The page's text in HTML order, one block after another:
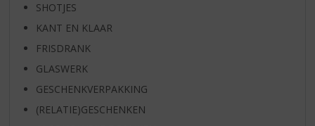
SHOTJES
KANT EN KLAAR
FRISDRANK
GLASWERK
GESCHENKVERPAKKING
(RELATIE)GESCHENKEN